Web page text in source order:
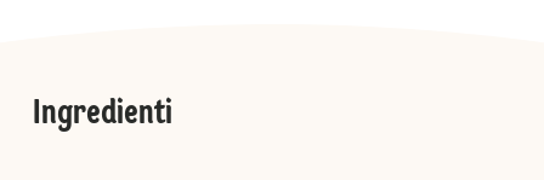
Ingredienti